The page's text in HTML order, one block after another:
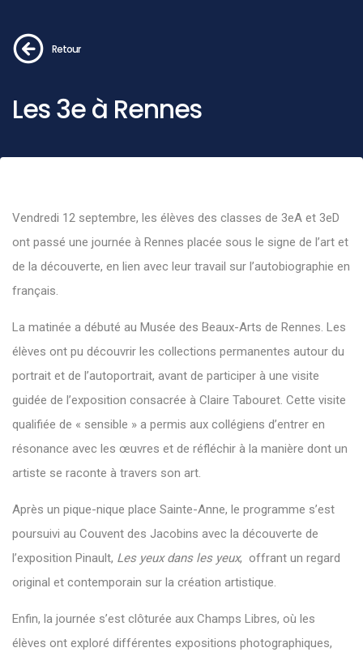
Retour
Les 3e à Rennes
Vendredi 12 septembre, les élèves des classes de 3eA et 3eD
ont passé une journée à Rennes placée sous le signe de l’art et
de la découverte, en lien avec leur travail sur l’autobiographie en
français.
La matinée a débuté au Musée des Beaux-Arts de Rennes. Les
élèves ont pu découvrir les collections permanentes autour du
portrait et de l’autoportrait, avant de participer à une visite
guidée de l’exposition consacrée à Claire Tabouret. Cette visite
qualifiée de « sensible » a permis aux collégiens d’entrer en
résonance avec les œuvres et de réfléchir à la manière dont un
artiste se raconte à travers son art.
Après un pique-nique place Sainte-Anne, le programme s’est
poursuivi au Couvent des Jacobins avec la découverte de
l’exposition Pinault, Les yeux dans les yeux, offrant un regard
original et contemporain sur la création artistique.
Enfin, la journée s’est clôturée aux Champs Libres, où les
élèves ont exploré différentes expositions photographiques,